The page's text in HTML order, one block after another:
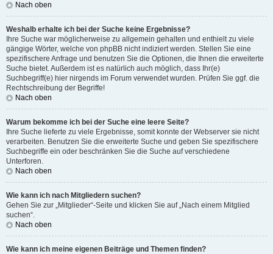
Nach oben
Weshalb erhalte ich bei der Suche keine Ergebnisse?
Ihre Suche war möglicherweise zu allgemein gehalten und enthielt zu viele
gängige Wörter, welche von phpBB nicht indiziert werden. Stellen Sie eine
spezifischere Anfrage und benutzen Sie die Optionen, die Ihnen die erweiterte
Suche bietet. Außerdem ist es natürlich auch möglich, dass Ihr(e)
Suchbegriff(e) hier nirgends im Forum verwendet wurden. Prüfen Sie ggf. die
Rechtschreibung der Begriffe!
Nach oben
Warum bekomme ich bei der Suche eine leere Seite?
Ihre Suche lieferte zu viele Ergebnisse, somit konnte der Webserver sie nicht
verarbeiten. Benutzen Sie die erweiterte Suche und geben Sie spezifischere
Suchbegriffe ein oder beschränken Sie die Suche auf verschiedene
Unterforen.
Nach oben
Wie kann ich nach Mitgliedern suchen?
Gehen Sie zur „Mitglieder“-Seite und klicken Sie auf „Nach einem Mitglied
suchen“.
Nach oben
Wie kann ich meine eigenen Beiträge und Themen finden?